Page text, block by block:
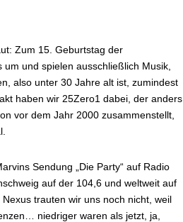
Zum 15. Geburtstag der
und spielen ausschließlich Musik,
also unter 30 Jahre alt ist, zumindest
haben wir 25Zero1 dabei, der anders
vor dem Jahr 2000 zusammenstellt,
Sendung „Die Party“ auf Radio
auf der 104,6 und weltweit auf
trauten wir uns noch nicht, weil
niedriger waren als jetzt, ja,